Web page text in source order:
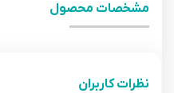
مشخصات محصول
نظرات کاربران